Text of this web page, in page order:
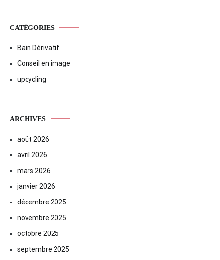
CATÉGORIES
Bain Dérivatif
Conseil en image
upcycling
ARCHIVES
août 2026
avril 2026
mars 2026
janvier 2026
décembre 2025
novembre 2025
octobre 2025
septembre 2025